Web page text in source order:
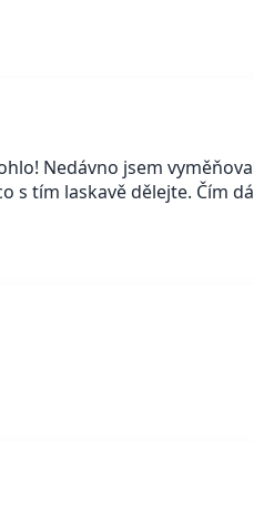
Nedávno jsem
s tím laskavě dělejte. Čím